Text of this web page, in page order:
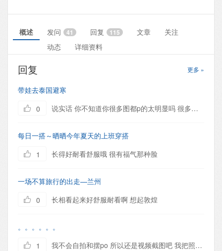
概述 发问 41 回复 115 文章
关注
动态
详细资料
更多 »
回复
带娃去泰国避寒
0
说实话 你不知道你很多图都p的太明显吗 很多地方都wai了 不过女孩子正常 哈哈
每日一搭～晒晒今年夏天的上班穿搭
1
长得好耐看舒服哦 很有福气那种脸
一场不算旅行的出走—兰州
0
长相看起来好舒服耐看啊 想起敦煌
。。。。。。
1
我不会自拍和摆po 所以还是视频截图吧 我把照片发给我妈 被我妈骂了一顿 还说不让我回家 我肯定不是亲生的 整体这样真的很大妈吗 哎 [attach]86134[/attach] [attach]86135[/attach]